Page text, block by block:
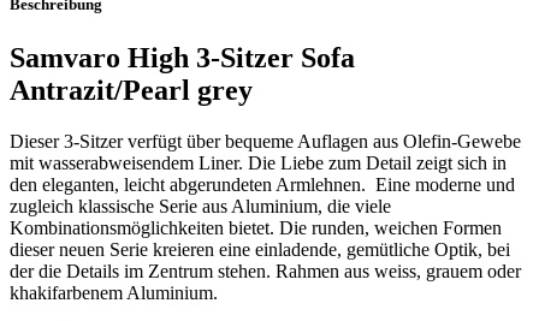
Beschreibung
Samvaro High 3-Sitzer Sofa
Antrazit/Pearl grey
Dieser 3-Sitzer verfügt über bequeme Auflagen aus Olefin-Gewebe
mit wasserabweisendem Liner. Die Liebe zum Detail zeigt sich in
den eleganten, leicht abgerundeten Armlehnen. Eine moderne und
zugleich klassische Serie aus Aluminium, die viele
Kombinationsmöglichkeiten bietet. Die runden, weichen Formen
dieser neuen Serie kreieren eine einladende, gemütliche Optik, bei
der die Details im Zentrum stehen. Rahmen aus weiss, grauem oder
khakifarbenem Aluminium.